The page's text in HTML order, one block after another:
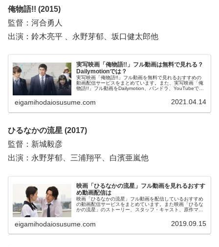
俺物語!! (2015)
監督：河合勇人
出演：鈴木亮平 、永野芽郁、坂口健太郎他
実写映画「俺物語!!」フル動画は無料で見れる？
Dailymotionでは？
実写映画「俺物語!!」フル動画を無料で見れるおすすめの
動画配信サービスをまとめています。また、実写映画「俺
物語!!」フル動画をDailymotion、パンドラ、YouTubeで見
作品情報やあらすじについてもお伝えしていますので、動
画配信サービス選びや映画本編を見る前の予備知識として
eigamihodaiosusume.com 2021.04.14
ひるなかの流星 (2017)
監督：新城毅彦
出演：永野芽郁、三浦翔平、白濱亜嵐他
映画「ひるなかの流星」フル動画を見れるおすす
め動画配信は
映画「ひるなかの流星」フル動画を配信しているおすすめ
の動画配信サービスをまとめています。また映画「ひるな
かの流星」のストーリー、スタッフ・キャスト、原作マン
びや映画本編を見る前の予備知識として役立ててくださ
い。
eigamihodaiosusume.com 2019.09.15